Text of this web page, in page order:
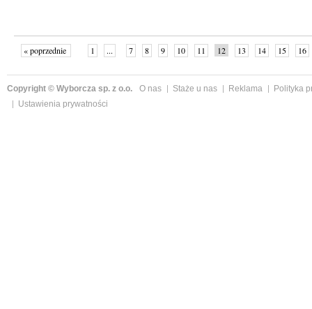
« poprzednie 1 ... 7 8 9 10 11 12 13 14 15 16
Copyright © Wyborcza sp. z o.o. O nas Staże u nas Reklama
Polityka
Ustawienia prywatności